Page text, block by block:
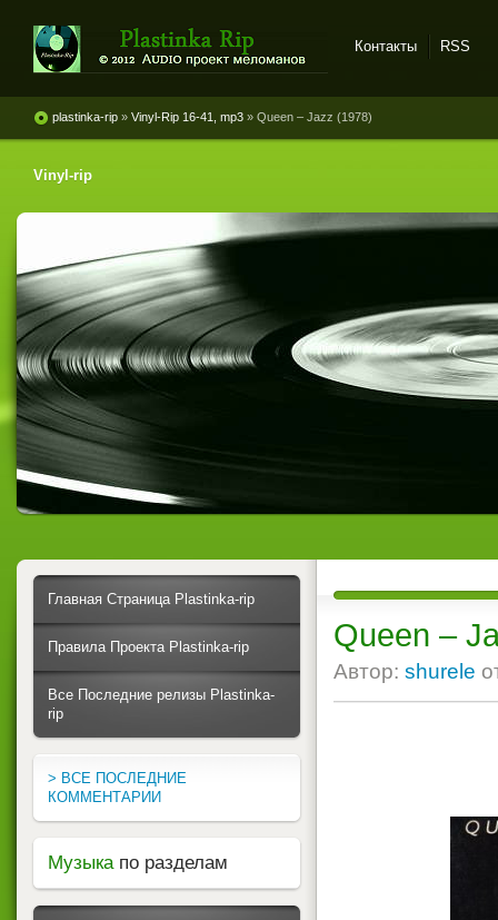
винила и магнитоальбомов
Контакты RSS
plastinka-rip » Vinyl-Rip 16-41, mp3 » Queen ‎– Jazz (1978)
Vinyl-rip
Queen ‎–
Автор: shurele
Главная Страница Plastinka-rip
Правила Проекта Plastinka-rip
Все Последние релизы Plastinka-
rip
> ВСЕ ПОСЛЕДНИЕ
КОММЕНТАРИИ
Музыка по разделам